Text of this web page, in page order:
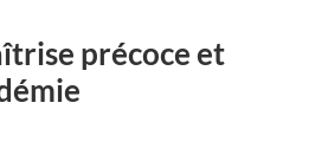
précoce et